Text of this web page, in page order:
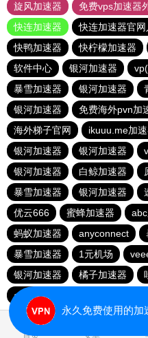
旋风加速器
免费vps加速器
快连加速器
快连加速器官网
快鸭加速器
快柠檬加速器
软件中心
银河加速器
暴雪加速器
银河加速器
银河加速器
免费海外pvn加
海外梯子官网
ikuuu.me加
银河加速器
银河加速器
银河加速器
白鲸加速器
暴雪加速器
银河加速器
优云666
蜜蜂加速器
蚂蚁加速器
anyconnect
暴雪加速器
1元机场
银河加速器
橘子加速器
anyconnect
首页 安卓
永久免费使用的加